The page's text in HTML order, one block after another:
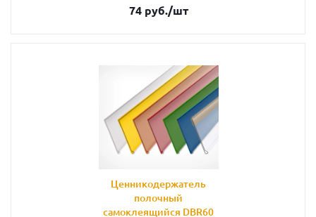
74руб./шт
Ценникодержатель
полочный
самоклеящийся DBR60